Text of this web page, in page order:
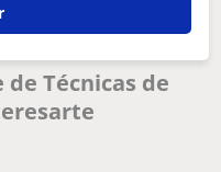
de estudio
del deporte y a...
Técnicas de